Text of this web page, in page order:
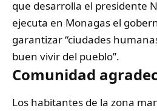
que desarrolla el presidente
ejecuta en Monagas el
garantizar “ciudades
buen vivir del pueblo”.
Comunidad
Los habitantes de la zona